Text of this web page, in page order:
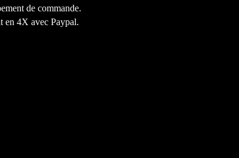
de commande.
en 4X avec Paypal.